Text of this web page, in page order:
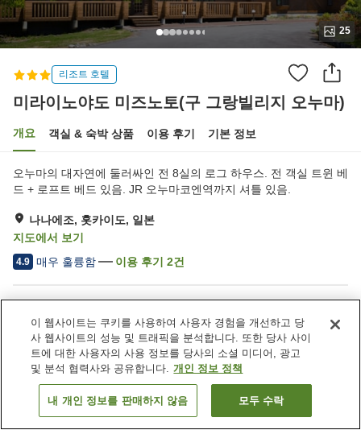
25
리조트 호텔
미라이노야도 미즈노토(구 그랑빌리지 오누마)
개요 객실 & 숙박 상품 이용 후기 기본 정보
오누마의 대자연에 둘러싸인 전 8실의 로그 하우스. 전 객실 트윈 베
드 + 로프트 베드 있음. JR 오누마코엔역까지 셔틀 있음.
나나에조, 홋카이도, 일본
지도에서 보기
4.9 매우 훌륭함 이용 후기 2건
주차장
레스토랑
자동판매기
세탁 (유료)
일본 홋카이도
나나에조
미라이노야도 미즈노토(구 그랑빌리지 오누마)
객실 보기
이 웹사이트는 쿠키를 사용하여 사용자 경험을 개선하고 당
사 웹사이트의 성능 및 트래픽을 분석합니다. 또한 당사 사이
트에 대한 사용자의 사용 정보를 당사의 소셜 미디어, 광고
및 분석 협력사와 공유합니다. 개인 정보 정책
내 개인 정보를 판매하지 않음 모두 수락